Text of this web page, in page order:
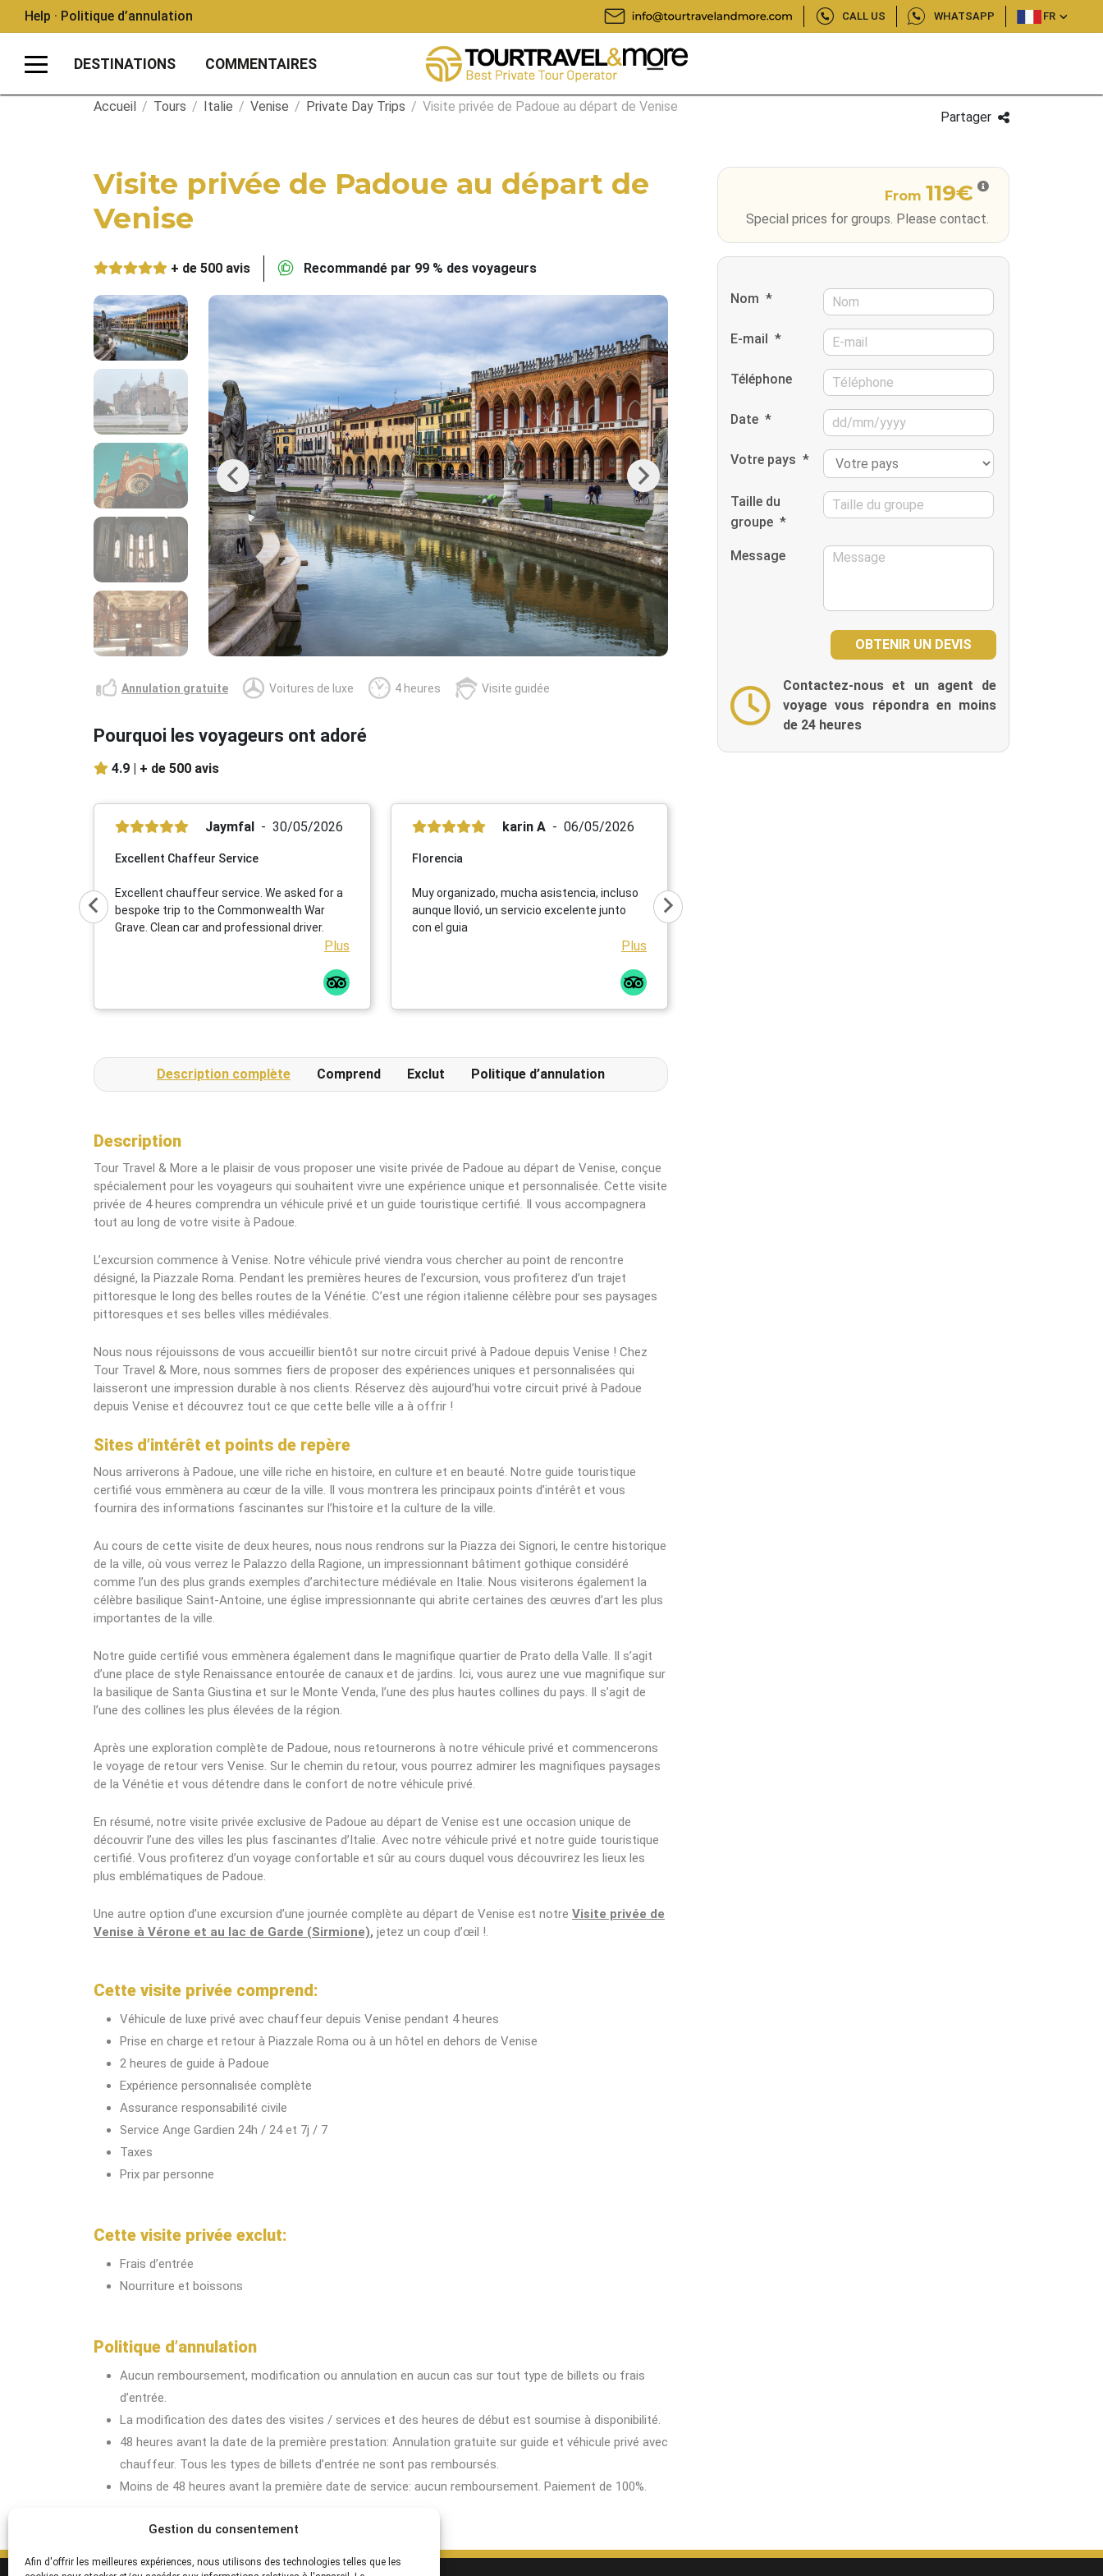
Gestion du consentement
Afin d'offrir les meilleures expériences, nous utilisons des technologies telles que les
Help · Politique d’annulation CALL US WHATSAPP FR
DESTINATIONS COMMENTAIRES
Accueil / Tours / Italie / Venise / Private Day Trips / Visite privée de Padoue au départ de Venise
Partager
Visite privée de Padoue au départ de
Venise
+ de 500 avis Recommandé par 99 % des voyageurs
Previous Next
Annulation gratuite Voitures de luxe 4 heures Visite guidée
Pourquoi les voyageurs ont adoré
4.9 | + de 500 avis
Jaymfal 30/05/2026
Excellent Chaffeur Service
Excellent chauffeur service. We asked for a
bespoke trip to the Commonwealth War
Grave. Clean car and professional driver.
Plus
karin A 06/05/2026
Florencia
Muy organizado, mucha asistencia, incluso
aunque llovió, un servicio excelente junto
con el guia
Plus
Description complète Comprend Exclut Politique d’annulation
Description
Tour Travel & More a le plaisir de vous proposer une visite privée de Padoue au départ de Venise, conçue
spécialement pour les voyageurs qui souhaitent vivre une expérience unique et personnalisée. Cette visite
privée de 4 heures comprendra un véhicule privé et un guide touristique certifié. Il vous accompagnera
tout au long de votre visite à Padoue.
L’excursion commence à Venise. Notre véhicule privé viendra vous chercher au point de rencontre
désigné, la Piazzale Roma. Pendant les premières heures de l’excursion, vous profiterez d’un trajet
pittoresque le long des belles routes de la Vénétie. C’est une région italienne célèbre pour ses paysages
pittoresques et ses belles villes médiévales.
Nous nous réjouissons de vous accueillir bientôt sur notre circuit privé à Padoue depuis Venise ! Chez
Tour Travel & More, nous sommes fiers de proposer des expériences uniques et personnalisées qui
laisseront une impression durable à nos clients. Réservez dès aujourd’hui votre circuit privé à Padoue
depuis Venise et découvrez tout ce que cette belle ville a à offrir !
Sites d’intérêt et points de repère
Nous arriverons à Padoue, une ville riche en histoire, en culture et en beauté. Notre guide touristique
certifié vous emmènera au cœur de la ville. Il vous montrera les principaux points d’intérêt et vous
fournira des informations fascinantes sur l’histoire et la culture de la ville.
Au cours de cette visite de deux heures, nous nous rendrons sur la Piazza dei Signori, le centre historique
de la ville, où vous verrez le Palazzo della Ragione, un impressionnant bâtiment gothique considéré
comme l’un des plus grands exemples d’architecture médiévale en Italie. Nous visiterons également la
célèbre basilique Saint-Antoine, une église impressionnante qui abrite certaines des œuvres d’art les plus
importantes de la ville.
Notre guide certifié vous emmènera également dans le magnifique quartier de Prato della Valle. Il s’agit
d’une place de style Renaissance entourée de canaux et de jardins. Ici, vous aurez une vue magnifique sur
la basilique de Santa Giustina et sur le Monte Venda, l’une des plus hautes collines du pays. Il s’agit de
l’une des collines les plus élevées de la région.
Après une exploration complète de Padoue, nous retournerons à notre véhicule privé et commencerons
le voyage de retour vers Venise. Sur le chemin du retour, vous pourrez admirer les magnifiques paysages
de la Vénétie et vous détendre dans le confort de notre véhicule privé.
En résumé, notre visite privée exclusive de Padoue au départ de Venise est une occasion unique de
découvrir l’une des villes les plus fascinantes d’Italie. Avec notre véhicule privé et notre guide touristique
certifié. Vous profiterez d’un voyage confortable et sûr au cours duquel vous découvrirez les lieux les
plus emblématiques de Padoue.
Une autre option d’une excursion d’une journée complète au départ de Venise est notre Visite privée de
Venise à Vérone et au lac de Garde (Sirmione), jetez un coup d’œil !.
Cette visite privée comprend:
Véhicule de luxe privé avec chauffeur depuis Venise pendant 4 heures
Prise en charge et retour à Piazzale Roma ou à un hôtel en dehors de Venise
2 heures de guide à Padoue
Expérience personnalisée complète
Assurance responsabilité civile
Service Ange Gardien 24h / 24 et 7j / 7
Taxes
Prix par personne
Cette visite privée exclut:
Frais d’entrée
Nourriture et boissons
Politique d’annulation
Aucun remboursement, modification ou annulation en aucun cas sur tout type de billets ou frais
d’entrée.
La modification des dates des visites / services et des heures de début est soumise à disponibilité.
48 heures avant la date de la première prestation: Annulation gratuite sur guide et véhicule privé avec
chauffeur. Tous les types de billets d’entrée ne sont pas remboursés.
Moins de 48 heures avant la première date de service: aucun remboursement. Paiement de 100%.
From 119€
Special prices for groups. Please contact.
Nom *
E-mail *
Téléphone
Date *
Votre pays *
Taille du
groupe *
Message
Contactez-nous et un agent de
voyage vous répondra en moins
de 24 heures